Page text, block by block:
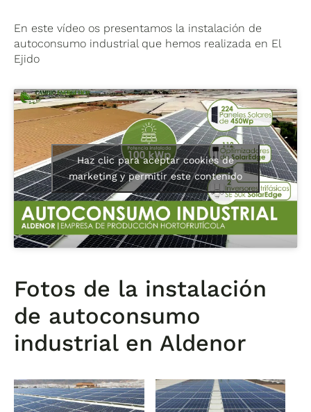
En este vídeo os presentamos la instalación de
autoconsumo industrial que hemos realizada en El
Ejido
Haz clic para aceptar cookies de
marketing y permitir este contenido
Fotos de la instalación
de autoconsumo
industrial en Aldenor